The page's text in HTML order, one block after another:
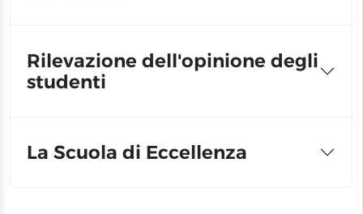
Rilevazione dell'opinione degli
studenti
La Scuola di Eccellenza